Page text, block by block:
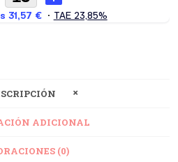
ADICIONAL
(0)